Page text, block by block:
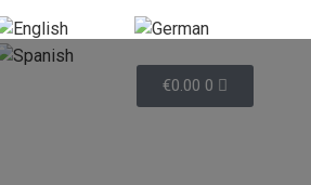
€0.00 0